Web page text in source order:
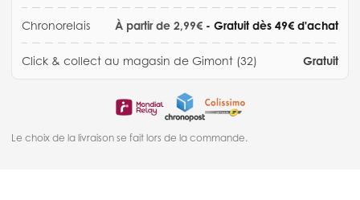
Chronorelais À partir de 2,99€ - Gratuit dès 49€ d'achat
Click & collect au magasin de Gimont (32) Gratuit
Le choix de la livraison se fait lors de la commande.